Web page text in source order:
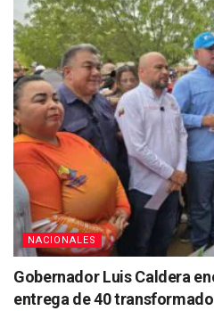
NACIONALES
Gobernador Luis Caldera
entrega de 40